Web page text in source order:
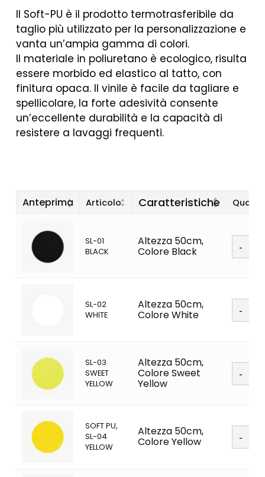
Il Soft-PU è il prodotto termotrasferibile da
taglio più utilizzato per la personalizzazione e
vanta un’ampia gamma di colori.
Il materiale in poliuretano è ecologico, risulta
essere morbido ed elastico al tatto, con
finitura opaca. Il vinile è facile da tagliare e
spellicolare, la forte adesività consente
un’eccellente durabilità e la capacità di
resistere a lavaggi frequenti.
Anteprima Articolo Caratteristiche
SL-01
BLACK
Altezza 50cm,
Colore Black
Soft
PU
SL-02
WHITE
Altezza 50cm,
Colore White
Soft
PU
SL-03
SWEET
YELLOW
Altezza 50cm,
Colore Sweet
Yellow
Soft
PU
SOFT PU,
SL-04
YELLOW
Altezza 50cm,
Colore Yellow
Soft
PU